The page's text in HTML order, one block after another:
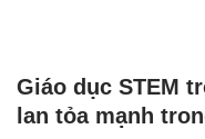
Giáo dục STEM
lan tỏa mạnh